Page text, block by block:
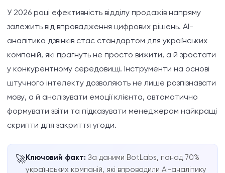
Як впровадити AI-аналітику дзвінків у відділі
продажів: покрокова інструкція
Основні виклики та шляхи подолання
Тренди 2026: майбутнє AI-аналітики дзвінків для
українського бізнесу
У 2026 році ефективність відділу продажів напряму
залежить від впровадження цифрових рішень. AI-
аналітика дзвінків стає стандартом для українських
компаній, які прагнуть не просто вижити, а й зростати
у конкурентному середовищі. Інструменти на основі
штучного інтелекту дозволяють не лише розпізнавати
мову, а й аналізувати емоції клієнта, автоматично
формувати звіти та підказувати менеджерам найкращі
скрипти для закриття угоди.
🚀Ключовий факт: За даними BotLabs, понад 70%
українських компаній, які впровадили AI-аналітику